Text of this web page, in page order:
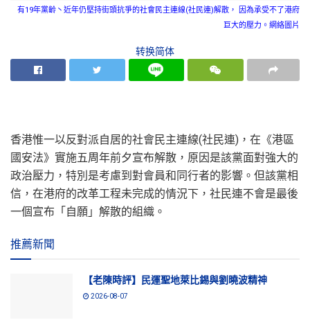
有19年黨齡丶近年仍堅持街頭抗爭的社會民主連線(社民連)解散， 因為承受不了港府
巨大的壓力。網絡圖片
转换简体
香港惟一以反對派自居的社會民主連線(社民連)，在《港區
國安法》實施五周年前夕宣布解散，原因是該黨面對強大的
政治壓力，特別是考慮到對會員和同行者的影響。但該黨相
信，在港府的改革工程未完成的情況下，社民連不會是最後
一個宣布「自願」解散的組織。
推薦新聞
【老陳時評】民運聖地萊比錫與劉曉波精神
2026-08-07